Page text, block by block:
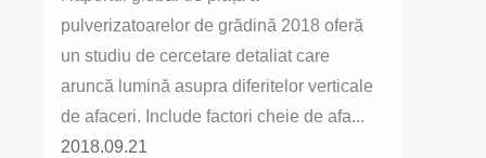
pulverizatoarelor de grădină 2018 oferă
un studiu de cercetare detaliat care
aruncă lumină asupra diferitelor verticale
de afaceri. Include factori cheie de afa...
2018.09.21